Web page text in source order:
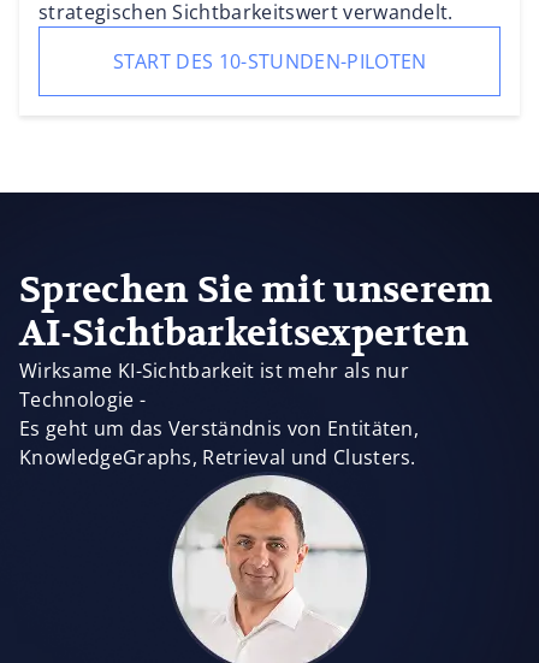
strategischen Sichtbarkeitswert verwandelt.
START DES 10-STUNDEN-PILOTEN
Sprechen Sie mit unserem
AI-Sichtbarkeitsexperten
Wirksame KI-Sichtbarkeit ist mehr als nur
Technologie -
Es geht um das Verständnis von Entitäten,
KnowledgeGraphs, Retrieval und Clusters.